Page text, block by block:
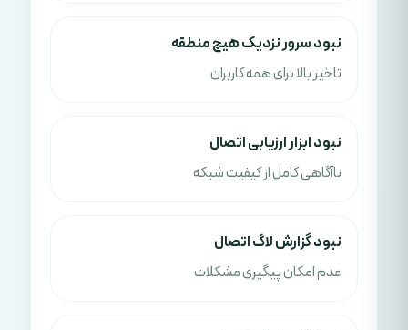
نبود سرور نزدیک هیچ منطقه
تاخیر بالا برای همه کاربران
نبود ابزار ارزیابی اتصال
ناآگاهی کامل از کیفیت شبکه
نبود گزارش لاگ اتصال
عدم امکان پیگیری مشکلات